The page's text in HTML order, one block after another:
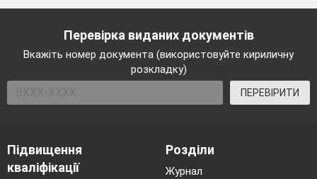
Перевірка виданих документів
Вкажіть номер документа (використовуйте кириличну
розкладку)
ПЕРЕВІРИТИ
Підвищення
кваліфікації
Розділи
Журнал